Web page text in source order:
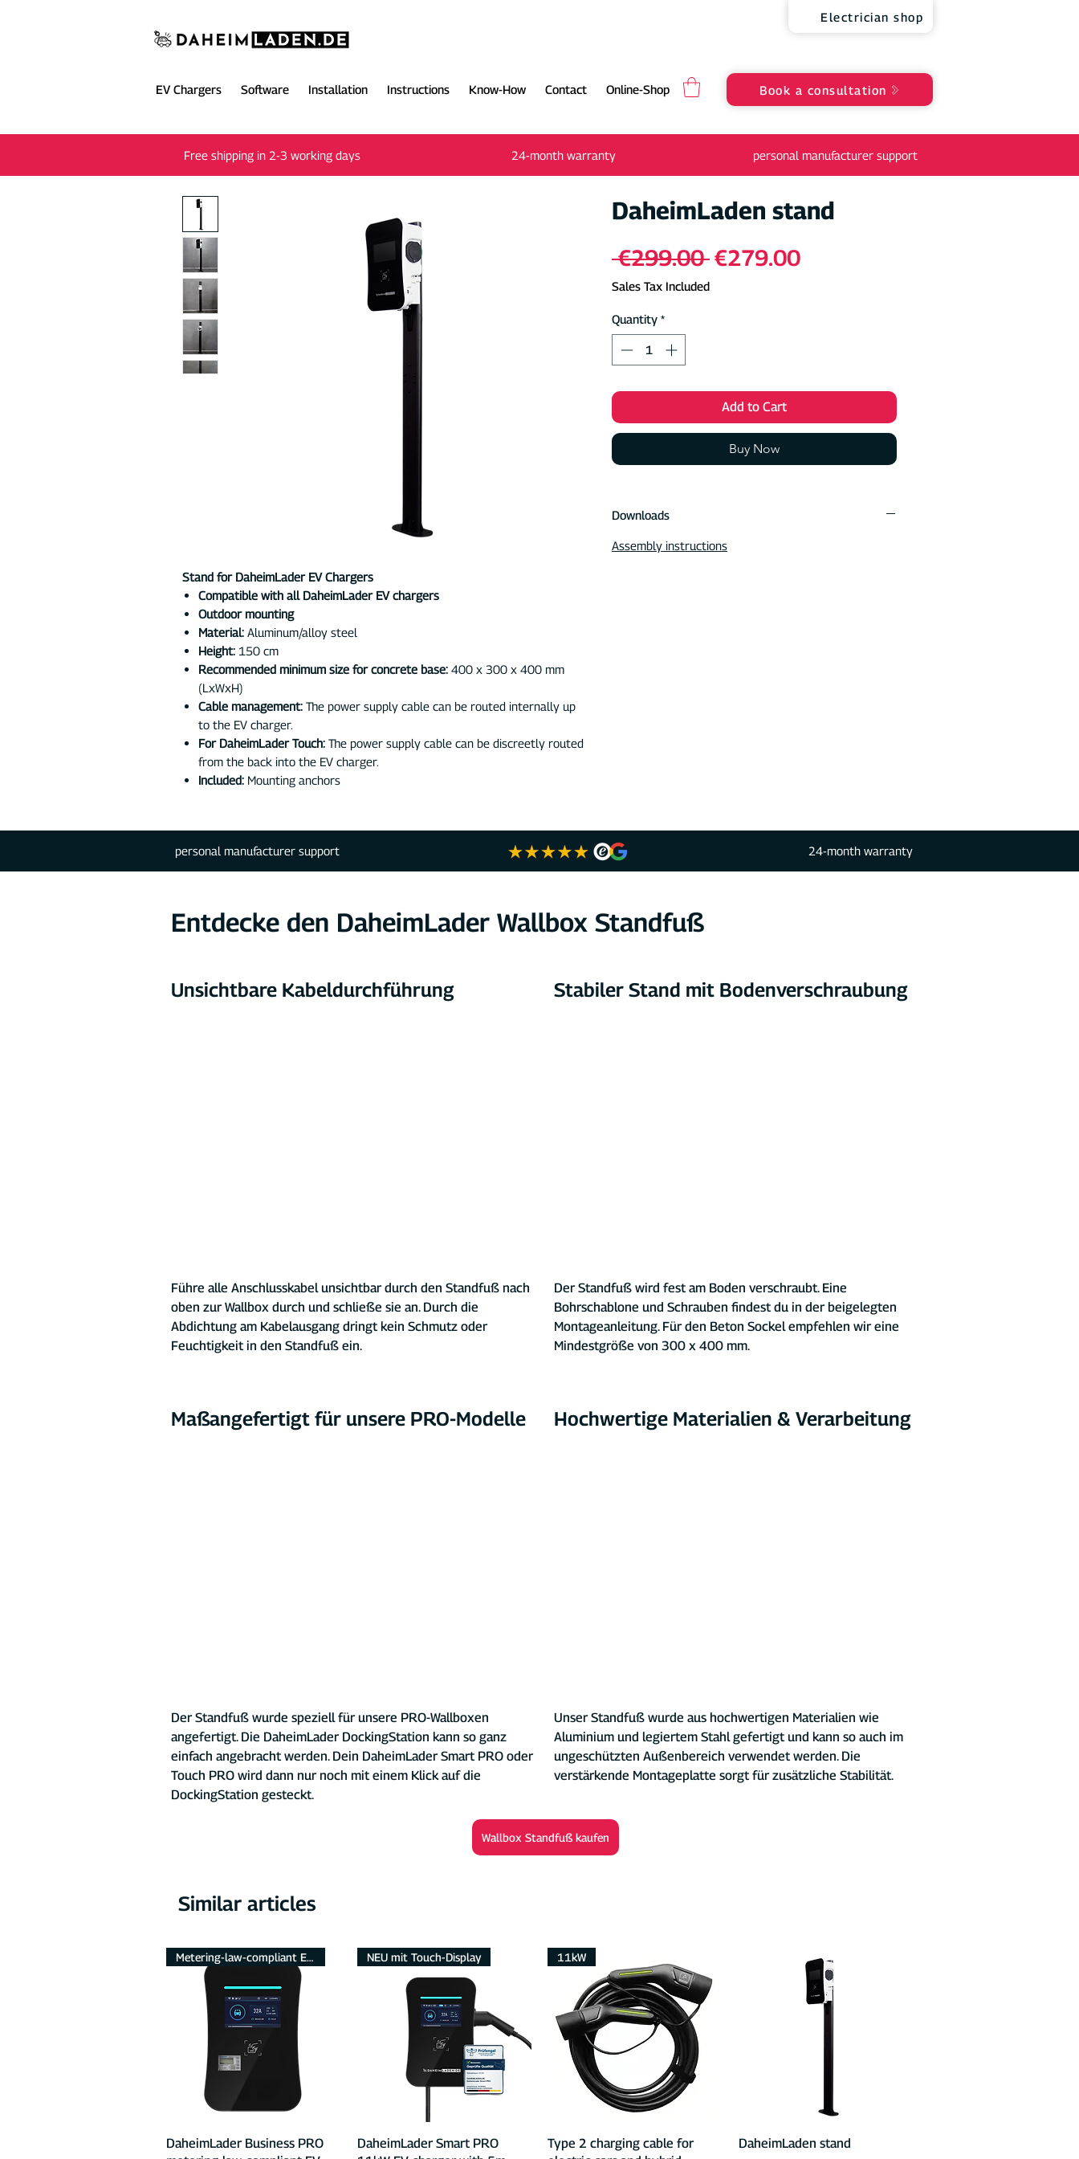
EV Chargers Software Installation Instructions Know-How Contact Online-Shop
Electrician shop
Book a consultation
Free shipping in 1-2 working days in
Free shipping in 2-3 working days 24-month warranty personal manufacturer support
Stand for DaheimLader EV Chargers
Compatible with all DaheimLader EV chargers
Outdoor mounting
Material: Aluminum/alloy steel
Height: 150 cm
Recommended minimum size for concrete base: 400 x 300 x 400 mm
(LxWxH)
Cable management: The power supply cable can be routed internally up
to the EV charger.
For DaheimLader Touch: The power supply cable can be discreetly routed
from the back into the EV charger.
Included: Mounting anchors
DaheimLaden stand
€299.00 Regular
Price
€279.00Sale
Sales Tax Included
Quantity *
Add to Cart
Buy Now
Downloads
Assembly instructions
personal manufacturer support 24-month warranty
Entdecke den DaheimLader Wallbox Standfuß
Unsichtbare Kabeldurchführung
Führe alle Anschlusskabel unsichtbar durch den Standfuß nach
oben zur Wallbox durch und schließe sie an. Durch die
Abdichtung am Kabelausgang dringt kein Schmutz oder
Feuchtigkeit in den Standfuß ein.
Stabiler Stand mit Bodenverschraubung
Der Standfuß wird fest am Boden verschraubt. Eine
Bohrschablone und Schrauben findest du in der beigelegten
Montageanleitung. Für den Beton Sockel empfehlen wir eine
Mindestgröße von 300 x 400 mm.
Maßangefertigt für unsere PRO-Modelle
Der Standfuß wurde speziell für unsere PRO-Wallboxen
angefertigt. Die DaheimLader DockingStation kann so ganz
einfach angebracht werden. Dein DaheimLader Smart PRO oder
Touch PRO wird dann nur noch mit einem Klick auf die
DockingStation gesteckt.
Hochwertige Materialien & Verarbeitung
Unser Standfuß wurde aus hochwertigen Materialien wie
Aluminium und legiertem Stahl gefertigt und kann so auch im
ungeschützten Außenbereich verwendet werden. Die
verstärkende Montageplatte sorgt für zusätzliche Stabilität.
Wallbox Standfuß kaufen
Similar articles
Quick View
Metering-law-compliant EV charger
DaheimLader Business PRO
Quick View
NEU mit Touch-Display
DaheimLader Smart PRO
Quick View
11kW
Type 2 charging cable for
Quick View
DaheimLaden stand